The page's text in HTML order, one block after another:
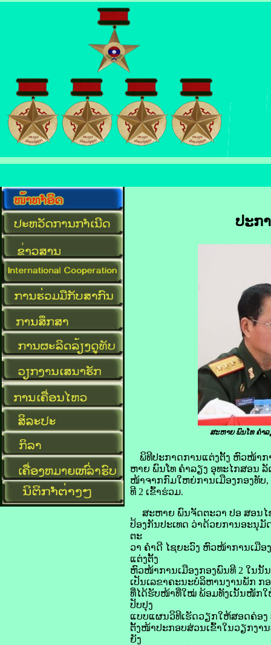
ປະກ
ສະຫາຍ ພົນໂທ ຄຳລ
ພິທີປະກາດການແຕ່ງຕັ້ງ ຫົວໜ້າກ
ຫາຍ ພົນໂທ ຄຳລຽງ ອຸທະໄກສອນ
ໜ້າຈາກກົມໃຫຍ່ການເມືອງກອງທັບ
ທີ 2 ເຂົ້າຮ່ວມ.
ສະຫາຍ ພົນຈັດຕະວາ ປອ ສອນໄ
ປ້ອງກັນປະເທດ ວ່າດ້ວຍການອະນຸ
ຕະ
ວາ ຄຳດີ ໄຊຍະວົງ ຫົວໜ້າການເມື
ແຕ່ງຕັ້ງ
ຫົວໜ້າການເມືອງກອງພົນທີ 2 ໃນນັ້
ເປັນເລຂາຄະນະບໍລິຫານງານພັກ ກ
ທີ່ໄດ້ຮັບໜ້າທີ່ໃໝ່ ພ້ອມທັງເນັ້ນໜັກໃ
ປັບປຸງ
ແບບແຜນວິທີເຮັດວຽກໃຫ້ສອດຄ່ອງ
ຕັ້ງໜ້າປະກອບສ່ວນເຂົ້າໃນວຽກງ
ຍັງ